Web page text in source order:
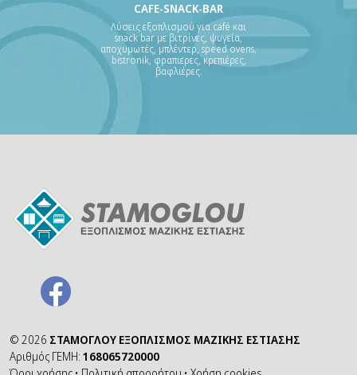
CAFE-SNACK-BAR
Λύσεις εξοπλισμού για café και
snack bar με βιτρίνες, ψυγεία,
αποχυμωτές, μπλέντερ, speed ovens,
bistronik, φραπιερες, κρεπιέρες,
βαφλιέρες.
© 2026 ΣΤΑΜΟΓΛΟΥ ΕΞΟΠΛΙΣΜΟΣ ΜΑΖΙΚΗΣ ΕΣΤΙΑΣΗΣ
Αριθμός ΓΕΜΗ: 168065720000